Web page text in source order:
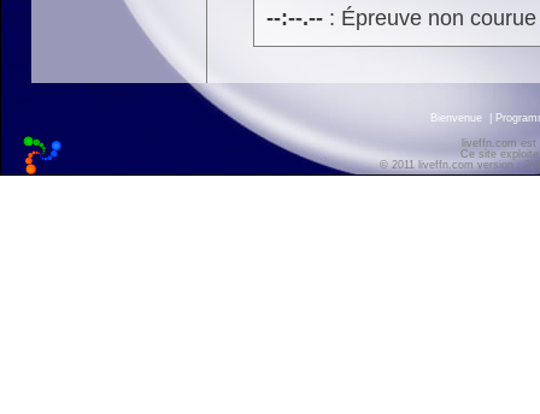
--:--.--: Épreuve non
Bienvenue
liveffn.com est
Ce site
© 2011 liveffn.com version :